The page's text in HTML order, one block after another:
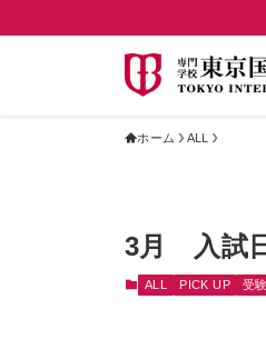
ホーム ALL
3月 入試
ALL PICK UP 受